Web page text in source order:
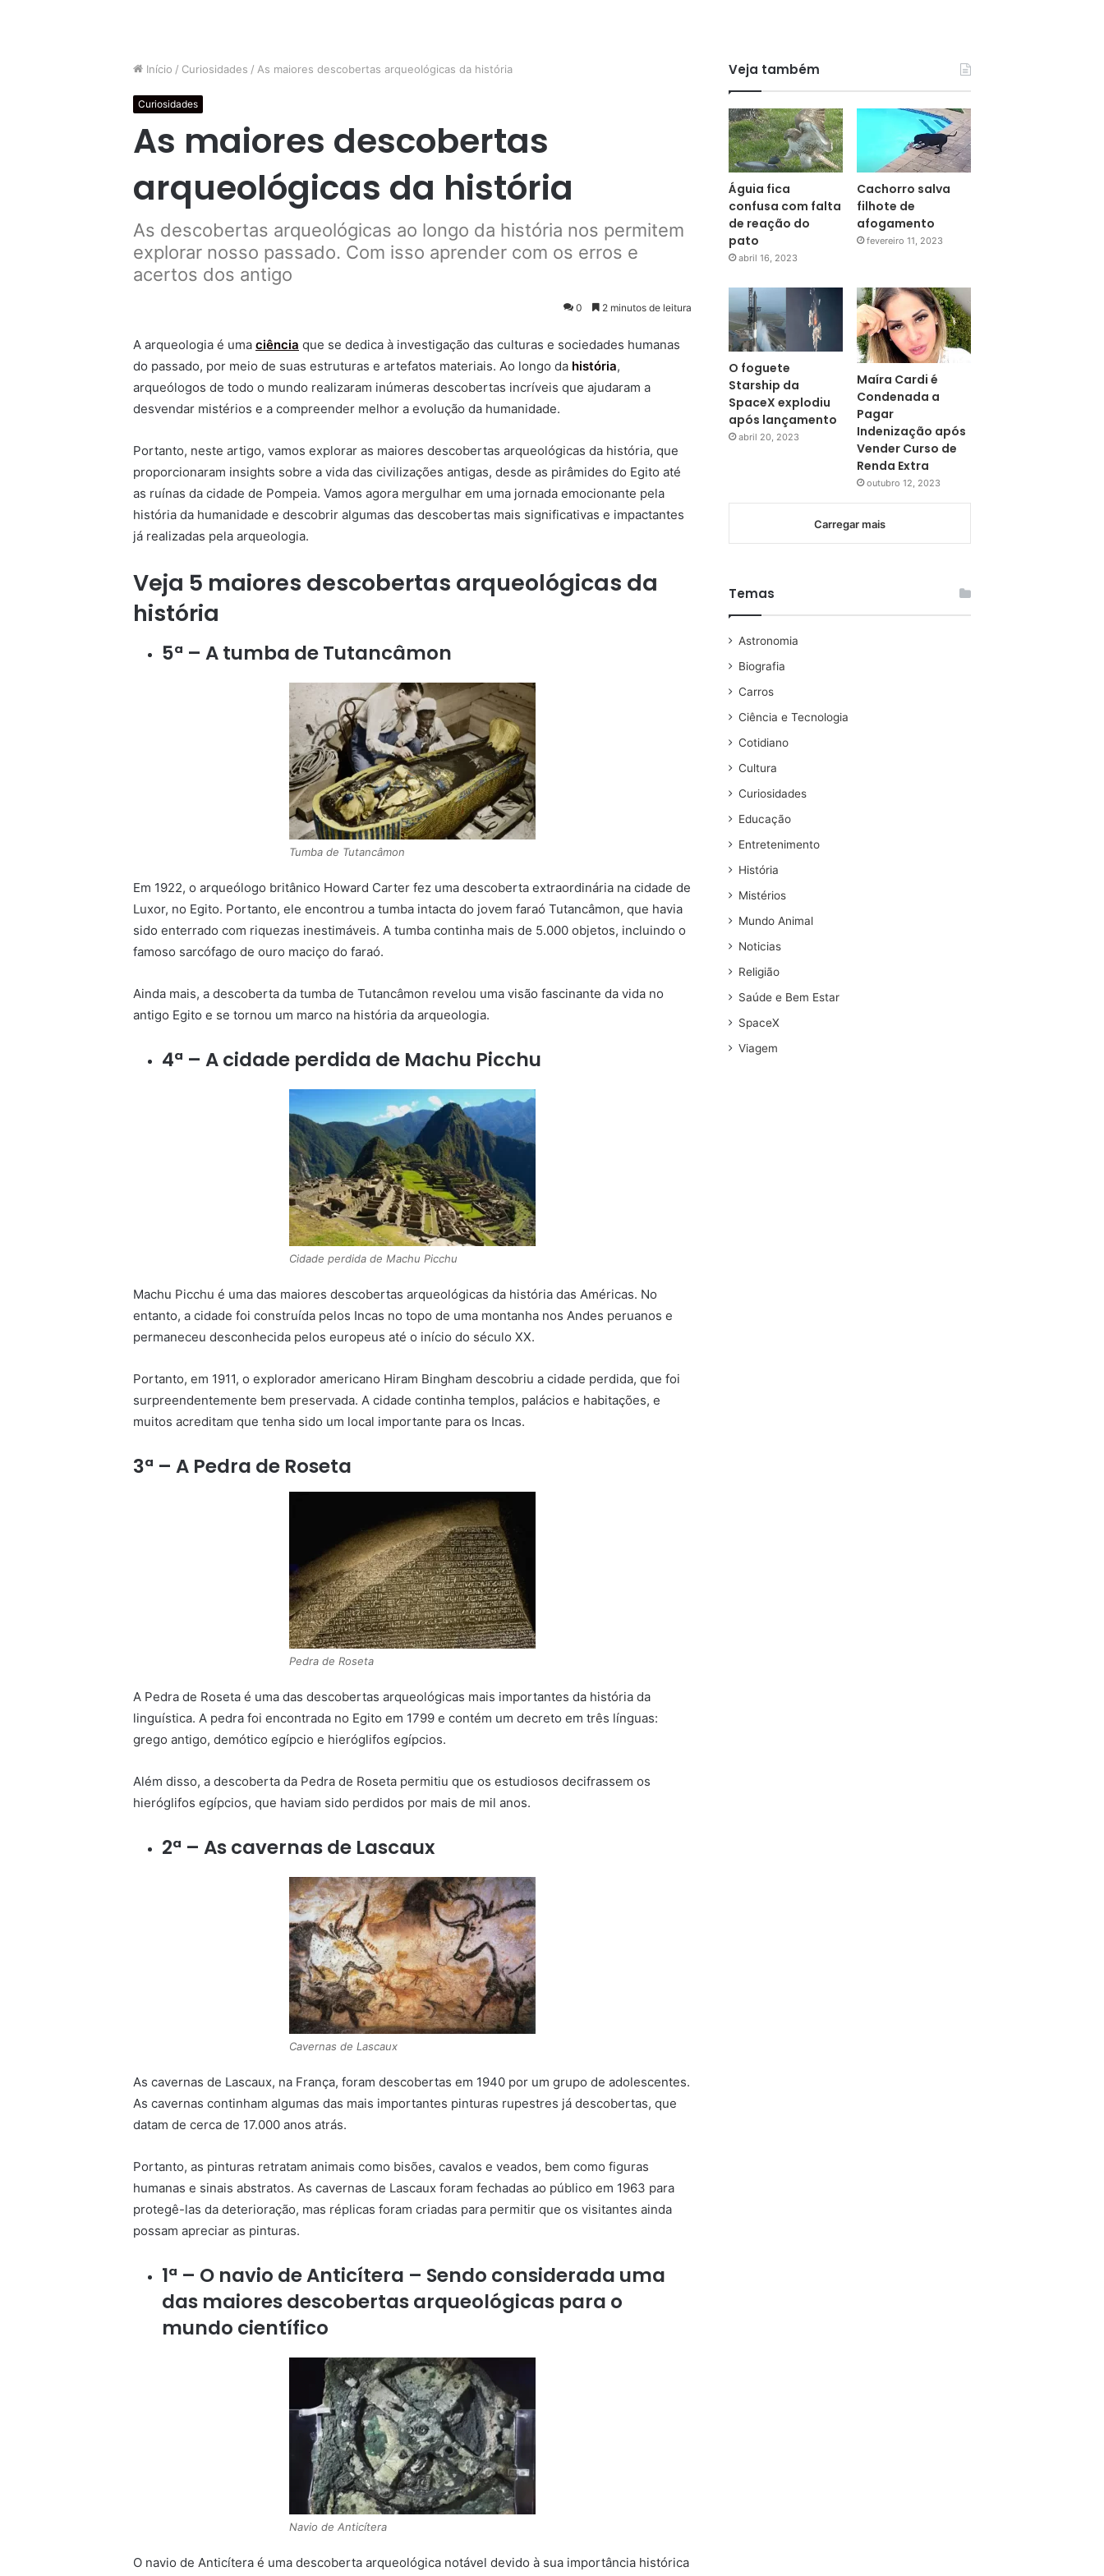
Início / Curiosidades / As maiores descobertas arqueológicas da história
Curiosidades
As maiores descobertas
arqueológicas da história
As descobertas arqueológicas ao longo da história nos permitem
explorar nosso passado. Com isso aprender com os erros e
acertos dos antigo
0 2 minutos de leitura
A arqueologia é uma ciência que se dedica à investigação das culturas e sociedades humanas
do passado, por meio de suas estruturas e artefatos materiais. Ao longo da história,
arqueólogos de todo o mundo realizaram inúmeras descobertas incríveis que ajudaram a
desvendar mistérios e a compreender melhor a evolução da humanidade.
Portanto, neste artigo, vamos explorar as maiores descobertas arqueológicas da história, que
proporcionaram insights sobre a vida das civilizações antigas, desde as pirâmides do Egito até
as ruínas da cidade de Pompeia. Vamos agora mergulhar em uma jornada emocionante pela
história da humanidade e descobrir algumas das descobertas mais significativas e impactantes
já realizadas pela arqueologia.
Veja 5 maiores descobertas arqueológicas da
história
5ª – A tumba de Tutancâmon
Tumba de Tutancâmon
Em 1922, o arqueólogo britânico Howard Carter fez uma descoberta extraordinária na cidade de
Luxor, no Egito. Portanto, ele encontrou a tumba intacta do jovem faraó Tutancâmon, que havia
sido enterrado com riquezas inestimáveis. A tumba continha mais de 5.000 objetos, incluindo o
famoso sarcófago de ouro maciço do faraó.
Ainda mais, a descoberta da tumba de Tutancâmon revelou uma visão fascinante da vida no
antigo Egito e se tornou um marco na história da arqueologia.
4ª – A cidade perdida de Machu Picchu
Cidade perdida de Machu Picchu
Machu Picchu é uma das maiores descobertas arqueológicas da história das Américas. No
entanto, a cidade foi construída pelos Incas no topo de uma montanha nos Andes peruanos e
permaneceu desconhecida pelos europeus até o início do século XX.
Portanto, em 1911, o explorador americano Hiram Bingham descobriu a cidade perdida, que foi
surpreendentemente bem preservada. A cidade continha templos, palácios e habitações, e
muitos acreditam que tenha sido um local importante para os Incas.
3ª – A Pedra de Roseta
Pedra de Roseta
A Pedra de Roseta é uma das descobertas arqueológicas mais importantes da história da
linguística. A pedra foi encontrada no Egito em 1799 e contém um decreto em três línguas:
grego antigo, demótico egípcio e hieróglifos egípcios.
Além disso, a descoberta da Pedra de Roseta permitiu que os estudiosos decifrassem os
hieróglifos egípcios, que haviam sido perdidos por mais de mil anos.
2ª – As cavernas de Lascaux
Cavernas de Lascaux
As cavernas de Lascaux, na França, foram descobertas em 1940 por um grupo de adolescentes.
As cavernas continham algumas das mais importantes pinturas rupestres já descobertas, que
datam de cerca de 17.000 anos atrás.
Portanto, as pinturas retratam animais como bisões, cavalos e veados, bem como figuras
humanas e sinais abstratos. As cavernas de Lascaux foram fechadas ao público em 1963 para
protegê-las da deterioração, mas réplicas foram criadas para permitir que os visitantes ainda
possam apreciar as pinturas.
1ª – O navio de Anticítera – Sendo considerada uma
das maiores descobertas arqueológicas para o
mundo científico
Navio de Anticítera
O navio de Anticítera é uma descoberta arqueológica notável devido à sua importância histórica
Veja também
Águia fica
confusa com falta
de reação do
pato
abril 16, 2023
Cachorro salva
filhote de
afogamento
fevereiro 11, 2023
O foguete
Starship da
SpaceX explodiu
após lançamento
abril 20, 2023
Maíra Cardi é
Condenada a
Pagar
Indenização após
Vender Curso de
Renda Extra
outubro 12, 2023
Carregar mais
Temas
Astronomia
Biografia
Carros
Ciência e Tecnologia
Cotidiano
Cultura
Curiosidades
Educação
Entretenimento
História
Mistérios
Mundo Animal
Noticias
Religião
Saúde e Bem Estar
SpaceX
Viagem